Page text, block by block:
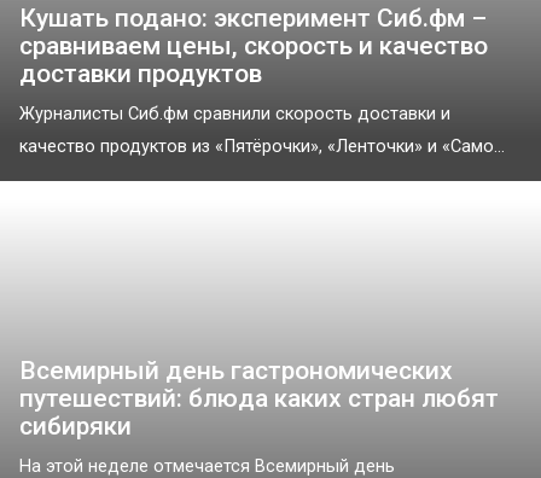
Кушать подано: эксперимент Сиб.фм –
сравниваем цены, скорость и качество
доставки продуктов
Журналисты Сиб.фм сравнили скорость доставки и
качество продуктов из «Пятёрочки», «Ленточки» и «Само...
Всемирный день гастрономических
путешествий: блюда каких стран любят
сибиряки
На этой неделе отмечается Всемирный день